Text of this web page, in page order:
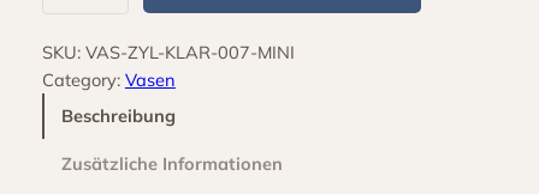
i
n
e
SKU: VAS-ZYL-KLAR-007-MINI
Category: Vasen
Beschreibung
Zusätzliche Informationen